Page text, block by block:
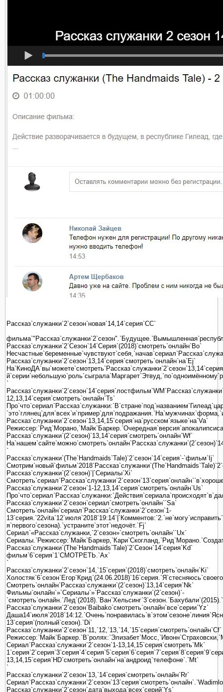
Рассказ`служанки`2`сезон`новая`14,14`серия`CC`
Рассказ`служанки`2`Сезон`14`Серия`(2018)`смотреть`онлайн`Bo`
Рассказ`служанки`2`сезон`13,14`серия`смотреть`онлайн`на`Ej`
`
12,13,14`серия`смотреть`онлайн`Ts`
Рассказ`служанки`2`сезон`13,14,15`серия`на`русском`языке`на`Va`
Рассказ`служанки`(2`сезон)`13,14`серия`смотреть`онлайн`Wf`
`
Рассказ`служанки`(The`Handmaids`Tale)`2`сезон`14`серия`-`фильм`Ij`
Рассказ`служанки`(2`сезон)`|`Сериалы`Xi`
Рассказ`служанки`2`сезон`1-12,13,14`серия`смотреть`онлайн`Us`
Рассказ`служанки`2`сезон`сериал`смотреть`онлайн``Sa`
Смотреть`онлайн`сериал`Рассказ`служанки`2`сезон`1-
я`первого`сезона).`устраните`этот`недочёт.`Fj`
Сериал`«Рассказ`служанки,`2`сезон»`смотреть`онлайн``Ux`
Рассказ`служанки`(The`Handmaids`Tale)`2`Сезон`14`серия`Kd`
фильм`6`серия`1`СМОТРЕТЬ.`Ax`
`
Рассказ`служанки`2`сезон`14,`15`серия`(2018)`смотреть`онлайн`Ki`
Смотреть`онлайн`Рассказ`служанки`(2`сезон)`13,14`серия`Nk`
Фильмы`онлайн`»`Сериалы`»`Рассказ`служанки`(2`сезон)`-
Рассказ`служанки`2`сезон`Baibako`смотреть`онлайн`все`серии`Yz`
13`серия`(полный`сезон).`Di`
Рассказ`служанки`2`сезон`11,`12,`13,`14,`15`серия`смотреть`онлайн`Cf`
Сериал`Рассказ`служанки`2`сезон`1-13,14,15`серия`смотреть`Mk`
13,14,15`серия`HD`смотреть`онлайн`на`андроид`телефоне`.`Mt`
`
Рассказ`служанки`2`сезон`13,`14`серия`смотреть`онлайн`Rr`
Рассказ`служанки`2`сезон`дата`выхода`всех`серий`Ys`